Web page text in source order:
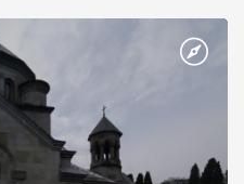
став Василем-християнином.
честь Херсонесу Таврійського